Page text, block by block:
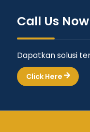
Call Us Now
Dapatkan solusi
Click Here